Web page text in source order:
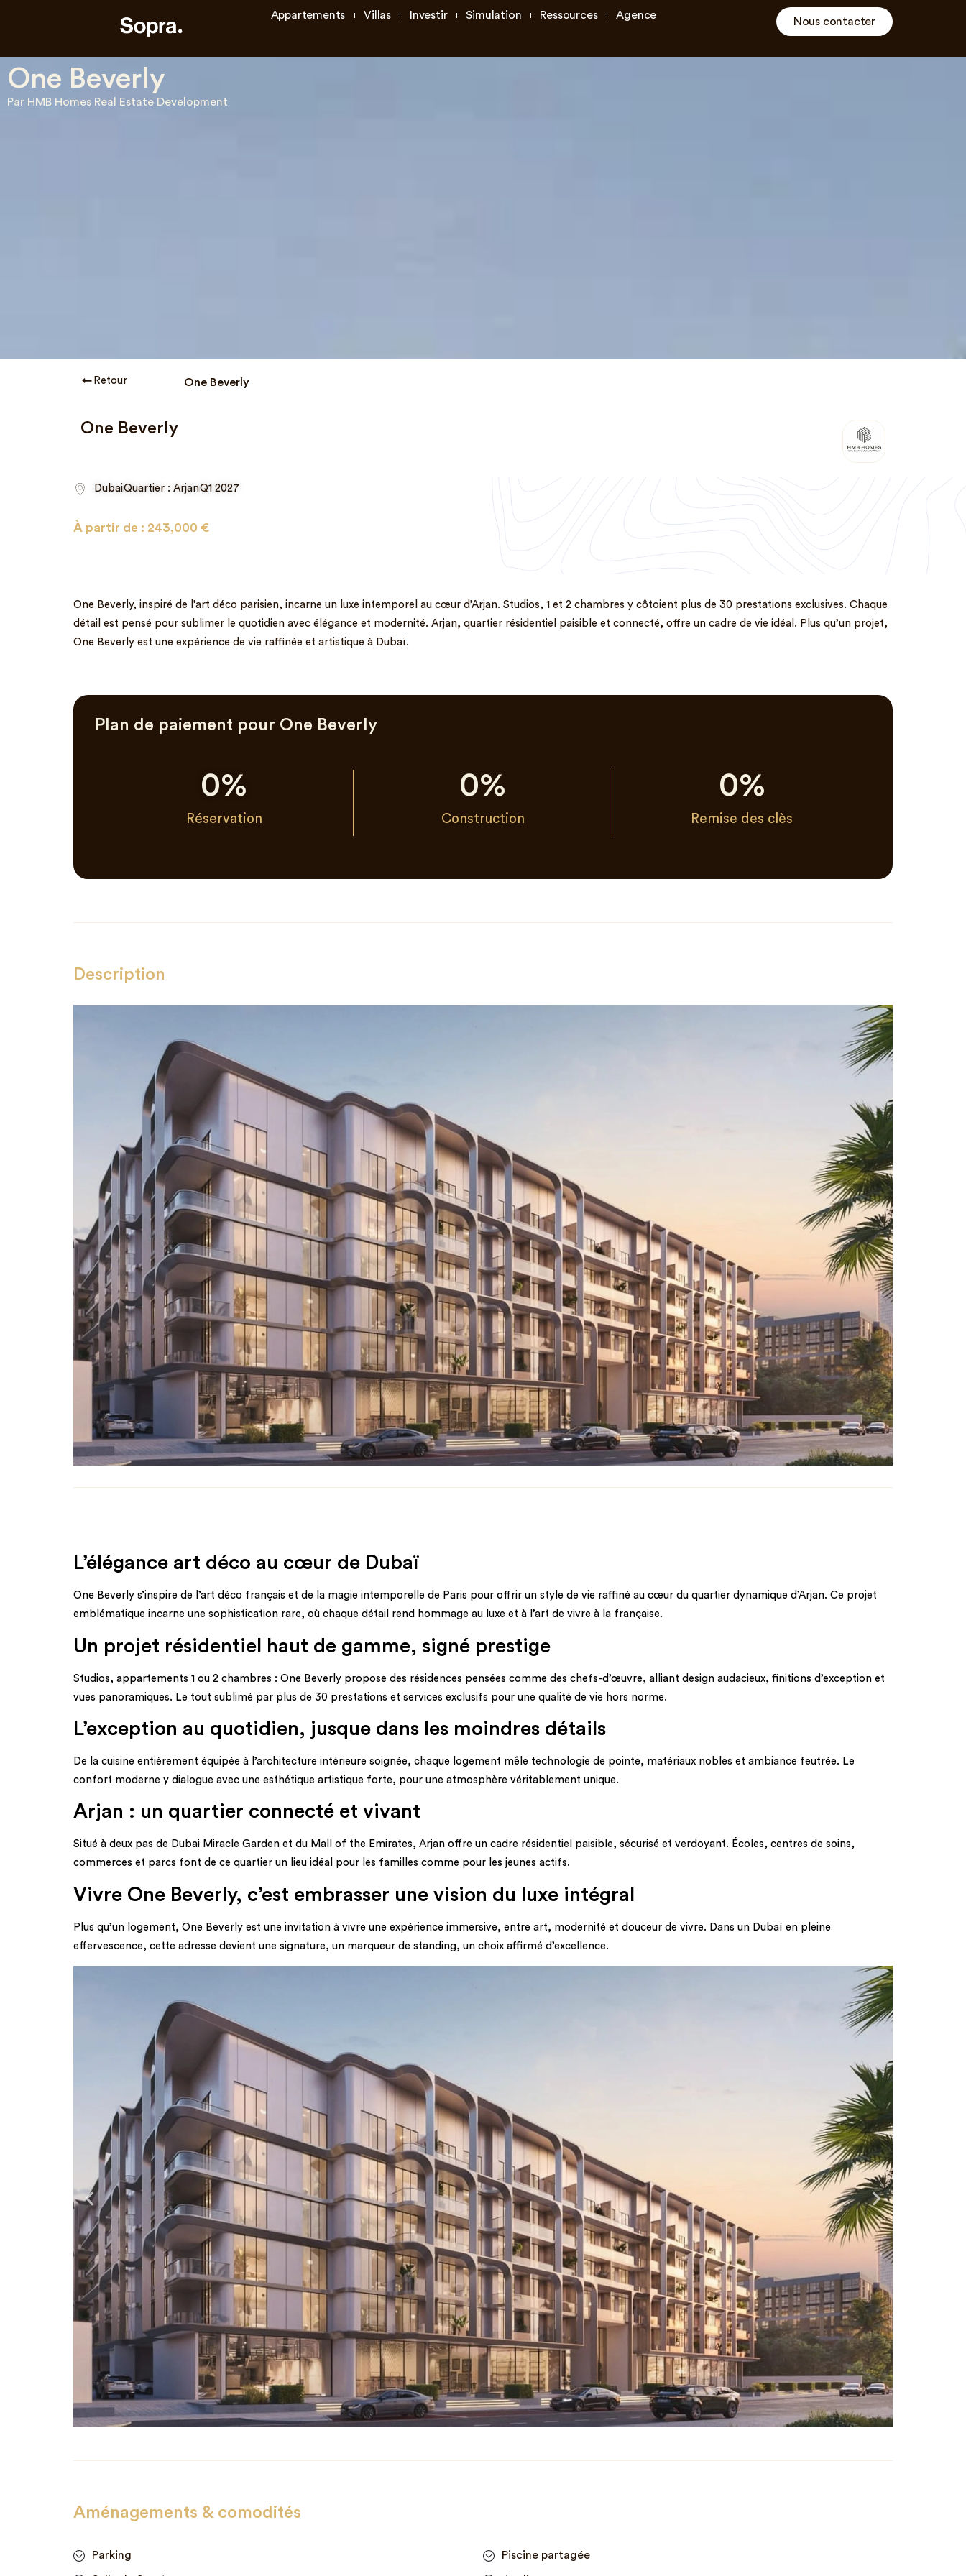
Appartements Villas Investir Simulation Ressources Agence
Nous contacter
One Beverly
Par HMB Homes Real Estate Development
Retour One Beverly
One Beverly
DubaiQuartier : ArjanQ1 2027
À partir de : 243,000 €
One Beverly, inspiré de l’art déco parisien, incarne un luxe intemporel au cœur d’Arjan. Studios, 1 et 2 chambres y côtoient plus de 30 prestations exclusives. Chaque
détail est pensé pour sublimer le quotidien avec élégance et modernité. Arjan, quartier résidentiel paisible et connecté, offre un cadre de vie idéal. Plus qu’un projet,
One Beverly est une expérience de vie raffinée et artistique à Dubaï.
Plan de paiement pour One Beverly
Réservation
0%
Construction
0%
Remise des clès
0%
Description
L’élégance art déco au cœur de Dubaï
One Beverly s’inspire de l’art déco français et de la magie intemporelle de Paris pour offrir un style de vie raffiné au cœur du quartier dynamique d’Arjan. Ce projet
emblématique incarne une sophistication rare, où chaque détail rend hommage au luxe et à l’art de vivre à la française.
Un projet résidentiel haut de gamme, signé prestige
Studios, appartements 1 ou 2 chambres : One Beverly propose des résidences pensées comme des chefs-d’œuvre, alliant design audacieux, finitions d’exception et
vues panoramiques. Le tout sublimé par plus de 30 prestations et services exclusifs pour une qualité de vie hors norme.
L’exception au quotidien, jusque dans les moindres détails
De la cuisine entièrement équipée à l’architecture intérieure soignée, chaque logement mêle technologie de pointe, matériaux nobles et ambiance feutrée. Le
confort moderne y dialogue avec une esthétique artistique forte, pour une atmosphère véritablement unique.
Arjan : un quartier connecté et vivant
Situé à deux pas de Dubai Miracle Garden et du Mall of the Emirates, Arjan offre un cadre résidentiel paisible, sécurisé et verdoyant. Écoles, centres de soins,
commerces et parcs font de ce quartier un lieu idéal pour les familles comme pour les jeunes actifs.
Vivre One Beverly, c’est embrasser une vision du luxe intégral
Plus qu’un logement, One Beverly est une invitation à vivre une expérience immersive, entre art, modernité et douceur de vivre. Dans un Dubaï en pleine
effervescence, cette adresse devient une signature, un marqueur de standing, un choix affirmé d’excellence.
Aménagements & comodités
Parking Piscine partagée